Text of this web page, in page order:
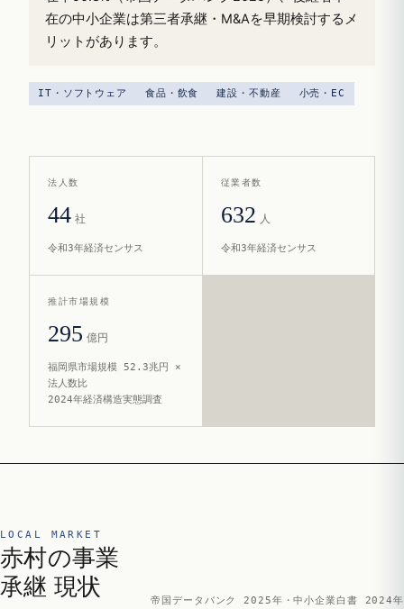
在の中小企業は第三者承継・M&Aを早期検討するメ
リットがあります。
IT・ソフトウェア 食品・飲食 建設・不動産 小売・EC
法人数
44 社
令和3年経済センサス
従業者数
632 人
令和3年経済センサス
推計市場規模
295 億円
福岡県市場規模 52.3兆円 ×
法人数比
2024年経済構造実態調査
LOCAL MARKET
赤村の事業
承継 現状
帝国データバンク 2025年・中小企業白書 2024年